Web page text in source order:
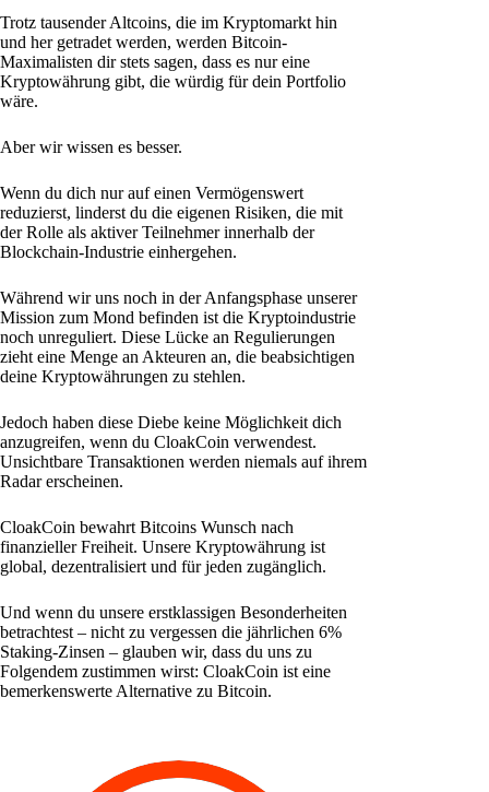
Trotz tausender Altcoins, die im Kryptomarkt hin
und her getradet werden, werden Bitcoin-
Maximalisten dir stets sagen, dass es nur eine
Kryptowährung gibt, die würdig für dein Portfolio
wäre.
Aber wir wissen es besser.
Wenn du dich nur auf einen Vermögenswert
reduzierst, linderst du die eigenen Risiken, die mit
der Rolle als aktiver Teilnehmer innerhalb der
Blockchain-Industrie einhergehen.
Während wir uns noch in der Anfangsphase unserer
Mission zum Mond befinden ist die Kryptoindustrie
noch unreguliert. Diese Lücke an Regulierungen
zieht eine Menge an Akteuren an, die beabsichtigen
deine Kryptowährungen zu stehlen.
Jedoch haben diese Diebe keine Möglichkeit dich
anzugreifen, wenn du CloakCoin verwendest.
Unsichtbare Transaktionen werden niemals auf ihrem
Radar erscheinen.
CloakCoin bewahrt Bitcoins Wunsch nach
finanzieller Freiheit. Unsere Kryptowährung ist
global, dezentralisiert und für jeden zugänglich.
Und wenn du unsere erstklassigen Besonderheiten
betrachtest – nicht zu vergessen die jährlichen 6%
Staking-Zinsen – glauben wir, dass du uns zu
Folgendem zustimmen wirst: CloakCoin ist eine
bemerkenswerte Alternative zu Bitcoin.